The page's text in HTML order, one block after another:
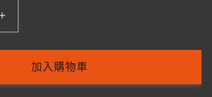
KOKUYO
GLOO
速
加入購物車